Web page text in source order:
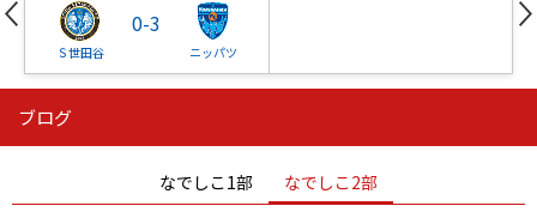
Ｓ世田谷
0-3
ニッパツ
ニッパツ
ニッパツ 名古屋
石人の星
静岡 愛媛Ｌ
ブログ
なでしこ1部 なでしこ2部